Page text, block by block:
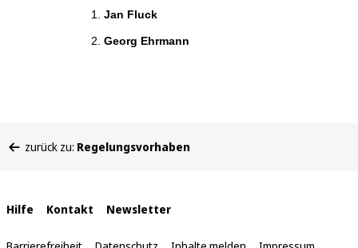
Jan Fluck
Georg Ehrmann
befinden
zurück zu: Regelungsvorhaben
Interne
Links
Hilfe Kontakt Newsletter